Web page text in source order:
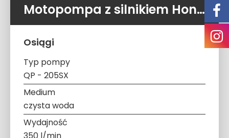
Motopompa z silnikiem Honda QP – 205SX (350 l/min. 9,0 ATM)
Osiągi
Typ pompy
QP - 205SX
Medium
czysta woda
Wydajność